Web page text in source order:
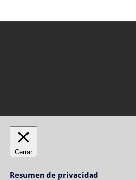
Cerrar
Resumen de privacidad